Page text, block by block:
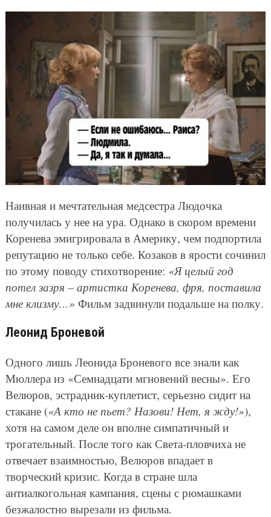
Наивная и мечтательная медсестра Людочка
получилась у нее на ура. Однако в скором времени
Коренева эмигрировала в Америку, чем подпортила
репутацию не только себе. Козаков в ярости сочинил
по этому поводу стихотворение: «Я целый год
потел зазря – артистка Коренева, фря, поставила
мне клизму…» Фильм задвинули подальше на полку.
Леонид Броневой
Одного лишь Леонида Броневого все знали как
Мюллера из «Семнадцати мгновений весны». Его
Велюров, эстрадник-куплетист, серьезно сидит на
стакане («А кто не пьет? Назови! Нет, я жду!»),
хотя на самом деле он вполне симпатичный и
трогательный. После того как Света-пловчиха не
отвечает взаимностью, Велюров впадает в
творческий кризис. Когда в стране шла
антиалкогольная кампания, сцены с рюмашками
безжалостно вырезали из фильма.